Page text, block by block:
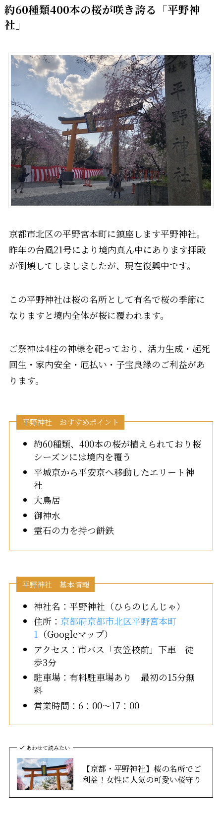
約60種類400本の桜が咲き誇る「平野神
社」
京都市北区の平野宮本町に鎮座します平野神社。
昨年の台風21号により境内真ん中にあります拝殿
が倒壊してしましましたが、現在復興中です。
この平野神社は桜の名所として有名で桜の季節に
なりますと境内全体が桜に覆われます。
ご祭神は4柱の神様を祀っており、活力生成・起死
回生・家内安全・厄払い・子宝良縁のご利益があ
ります。
平野神社 おすすめポイント
約60種類、400本の桜が植えられており桜
シーズンには境内を覆う
平城京から平安京へ移動したエリート神
社
大鳥居
御神水
霊石の力を持つ餅鉄
平野神社 基本情報
神社名：平野神社（ひらのじんじゃ）
住所： 京都府京都市北区平野宮本町
1 （Googleマップ）
アクセス：市バス「衣笠校前」下車 徒
歩3分
駐車場：有料駐車場あり 最初の15分無
料
営業時間：6：00～17：00
あわせて読みたい
【京都・平野神社】桜の名所でご
利益！女性に人気の可愛い桜守り